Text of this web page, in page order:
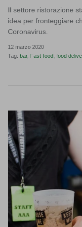
Il settore ristorazione
idea per fronteggiare
Coronavirus.
12 marzo 2020
Tag: bar Fast-food food